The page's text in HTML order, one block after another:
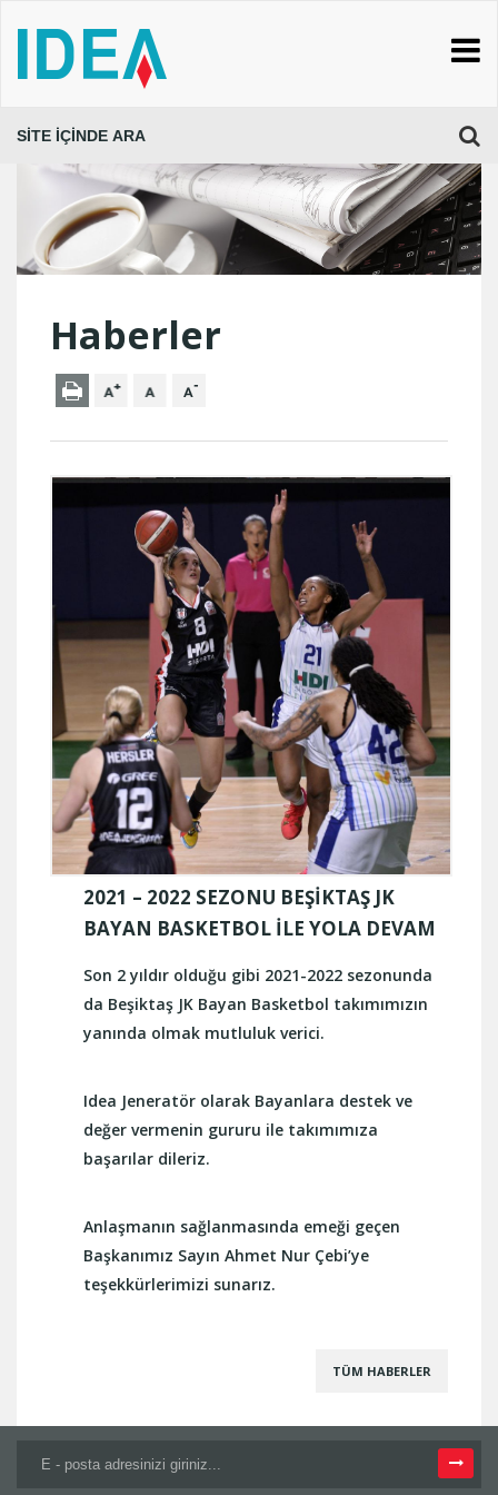
Haberler
2021 – 2022 SEZONU BEŞİKTAŞ JK
BAYAN BASKETBOL İLE YOLA DEVAM
Son 2 yıldır olduğu gibi 2021-2022 sezonunda
da Beşiktaş JK Bayan Basketbol takımımızın
yanında olmak mutluluk verici.
Idea Jeneratör olarak Bayanlara destek ve
değer vermenin gururu ile takımımıza
başarılar dileriz.
Anlaşmanın sağlanmasında emeği geçen
Başkanımız Sayın Ahmet Nur Çebi’ye
teşekkürlerimizi sunarız.
TÜM HABERLER